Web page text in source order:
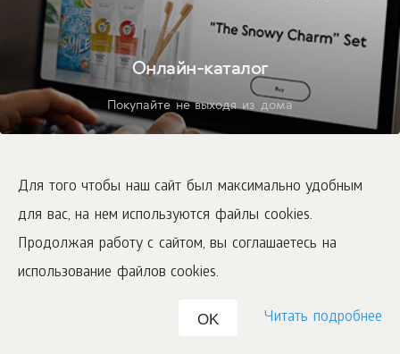
Для того чтобы наш сайт был максимально удобным
для вас, на нем используются файлы cookies.
Продолжая работу с сайтом, вы соглашаетесь на
использование файлов cookies.
OK Читать подробнее
Онлайн-каталог
Покупайте не выходя из дома